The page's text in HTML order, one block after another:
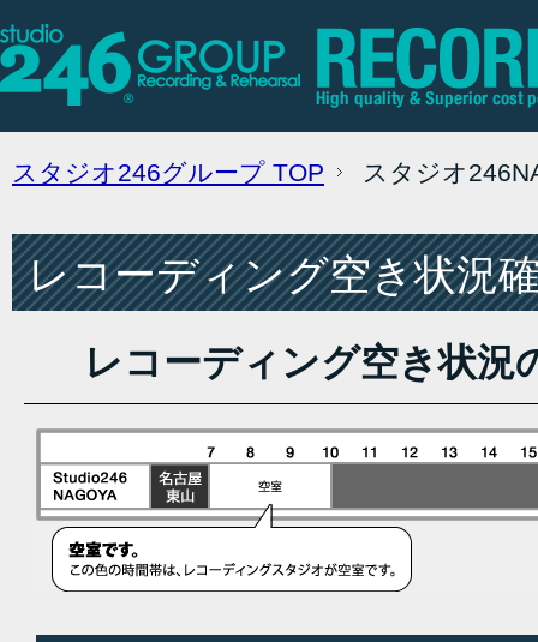
スタジオ246グループ TOP スタジオ
レコーディング空き状況
レコーディング空き状況